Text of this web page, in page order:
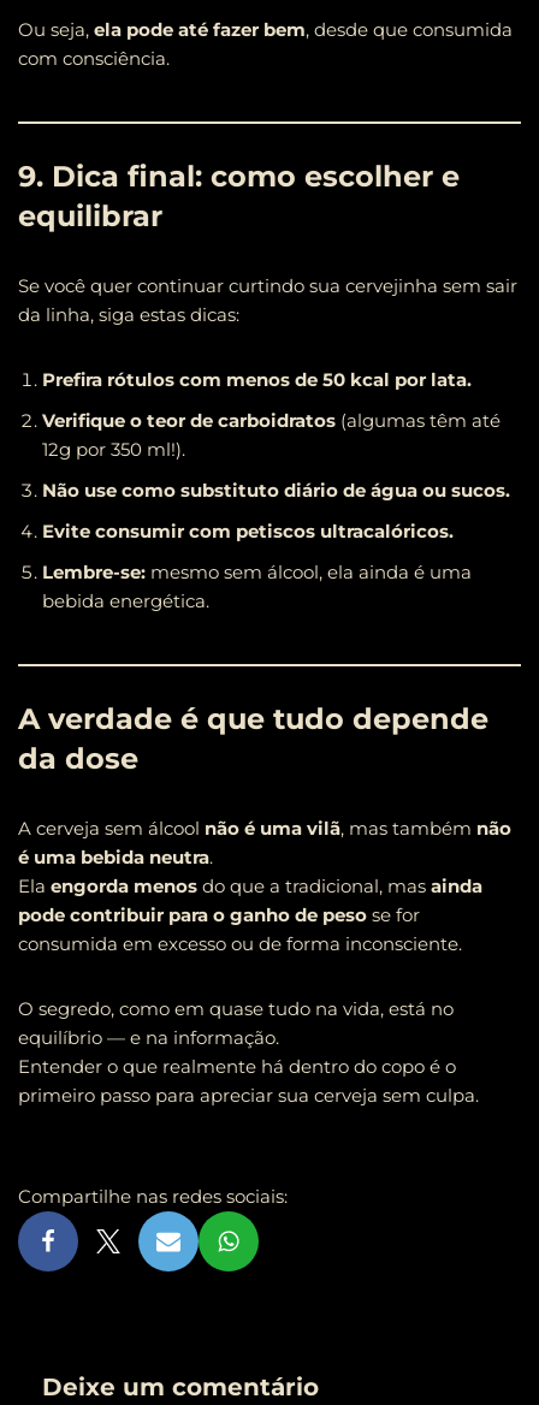
Ou seja, ela pode até fazer bem, desde que consumida
com consciência.
9. Dica final: como escolher e
equilibrar
Se você quer continuar curtindo sua cervejinha sem sair
da linha, siga estas dicas:
Prefira rótulos com menos de 50 kcal por lata.
Verifique o teor de carboidratos (algumas têm até
12g por 350 ml!).
Não use como substituto diário de água ou sucos.
Evite consumir com petiscos ultracalóricos.
Lembre-se: mesmo sem álcool, ela ainda é uma
bebida energética.
A verdade é que tudo depende
da dose
A cerveja sem álcool não é uma vilã, mas também não
é uma bebida neutra.
Ela engorda menos do que a tradicional, mas ainda
pode contribuir para o ganho de peso se for
consumida em excesso ou de forma inconsciente.
O segredo, como em quase tudo na vida, está no
equilíbrio — e na informação.
Entender o que realmente há dentro do copo é o
primeiro passo para apreciar sua cerveja sem culpa.
Compartilhe nas redes sociais:
Deixe um comentário